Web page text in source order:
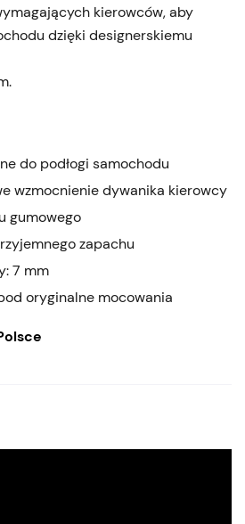
kierowców, aby
dzięki designerskiemu
do podłogi samochodu
wzmocnienie dywanika kierowcy
gumowego
zapachu
7 mm
oryginalne mocowania